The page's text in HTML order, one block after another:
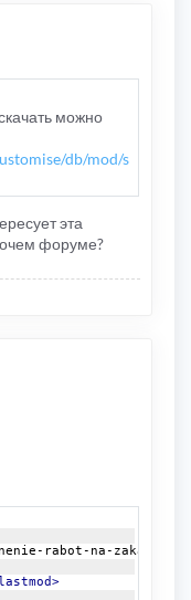
можно
db/mod/s
эта
форуме?
rabot-na-zakaz.html